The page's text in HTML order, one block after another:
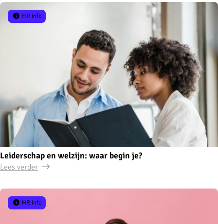
Leiderschap en welzijn: waar begin je?
HR info
Lees verder
HR info